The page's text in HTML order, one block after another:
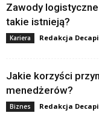
Zawody
takie istnieją?
Kariera Redakcja
Jakie korzyści
menedżerów?
Biznes Redakcja